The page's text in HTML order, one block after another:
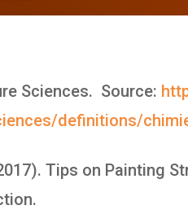
Sciences. Source:
definitions/
Tips on Painting